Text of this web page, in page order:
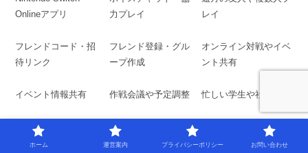
Onlineアプリ
力プレイ
レイ
フレンドコード・招
待リンク
フレンド登録・グル
ープ作成
オンライン対戦やイベ
ント共有
イベント情報共有 作戦会議や予定調整 忙しい学生や社会人
友達とニンテンドースイッチを最大限に楽しむためには、
ホーム 運営案内 プライバシーポリシー お問い合わせ